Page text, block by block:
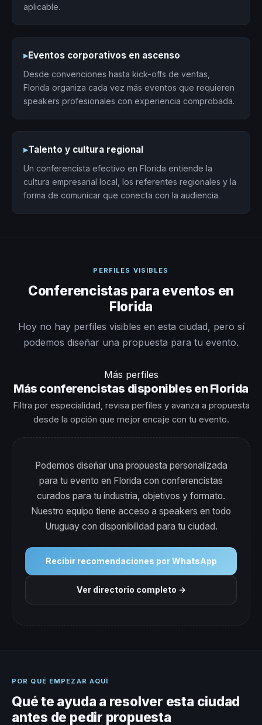
aplicable.
▸Eventos corporativos en ascenso
Desde convenciones hasta kick-offs de ventas,
Florida organiza cada vez más eventos que requieren
speakers profesionales con experiencia comprobada.
▸Talento y cultura regional
Un conferencista efectivo en Florida entiende la
cultura empresarial local, los referentes regionales y la
forma de comunicar que conecta con la audiencia.
PERFILES VISIBLES
Conferencistas para eventos en
Florida
Hoy no hay perfiles visibles en esta ciudad, pero sí
podemos diseñar una propuesta para tu evento.
Más perfiles
Más conferencistas disponibles en Florida
Filtra por especialidad, revisa perfiles y avanza a propuesta
desde la opción que mejor encaje con tu evento.
Podemos diseñar una propuesta personalizada
para tu evento en Florida con conferencistas
curados para tu industria, objetivos y formato.
Nuestro equipo tiene acceso a speakers en todo
Uruguay con disponibilidad para tu ciudad.
Recibir recomendaciones por WhatsApp
Ver directorio completo →
POR QUÉ EMPEZAR AQUÍ
Qué te ayuda a resolver esta ciudad
antes de pedir propuesta